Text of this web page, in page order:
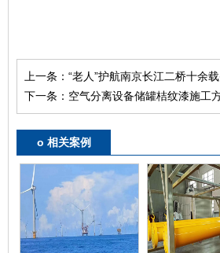
上一条： “老人”护航南京长江二桥十余
下一条： 空气分离设备储罐桔纹漆施工
o 相关案例